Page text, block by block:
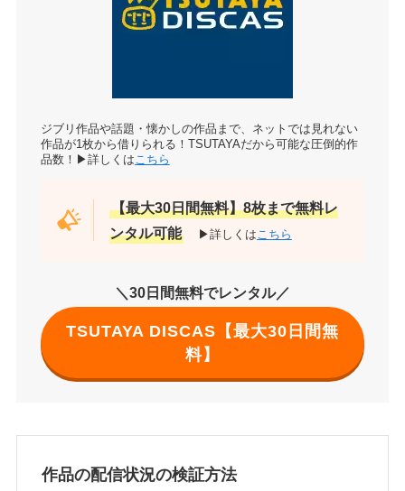
ジブリ作品や話題・懐かしの作品まで、ネットでは見れない
作品が1枚から借りられる！TSUTAYAだから可能な圧倒的作
品数！▶詳しくは こちら
【最大30日間無料】8枚まで無料レ
ンタル可能
▶詳しくはこちら
＼30日間無料でレンタル／
TSUTAYA DISCAS【最大30日間無
料】
作品の配信状況の検証方法